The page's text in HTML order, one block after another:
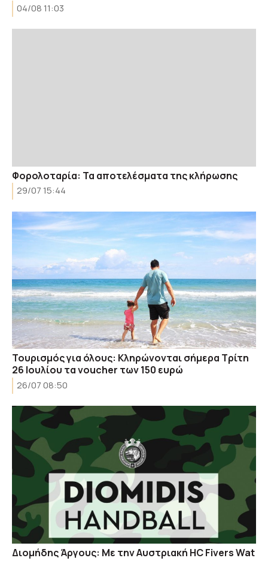
04/08 11:03
Φορολοταρία: Τα αποτελέσματα της κλήρωσης
29/07 15:44
Τουρισμός για όλους: Κληρώνονται σήμερα Τρίτη
26 Ιουλίου τα voucher των 150 ευρώ
26/07 08:50
Διομήδης Άργους: Με την Αυστριακή HC Fivers Wat